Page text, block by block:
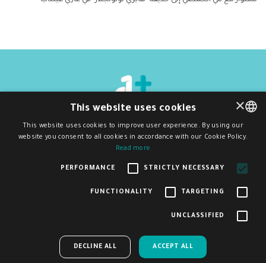
سياسة الخصوصية و شروط الاستخدام
اشترك بنشرتنا البريدية
تم إنشاء هذا الموقع وصيانته بدعم مالي من الاتحاد الأوروبي. المحتوى الموجود فيه
ساعدنا على تحسين منصة ديوان بلس من خلال المشاركة في
هذا الاستبيان البسيط
ENGLISH
×
This website uses cookies
This website uses cookies to improve user experience. By using our
website you consent to all cookies in accordance with our Cookie Policy.
Read more
STRICTLY NECESSARY
PERFORMANCE
TARGETING
FUNCTIONALITY
UNCLASSIFIED
ACCEPT ALL
DECLINE ALL